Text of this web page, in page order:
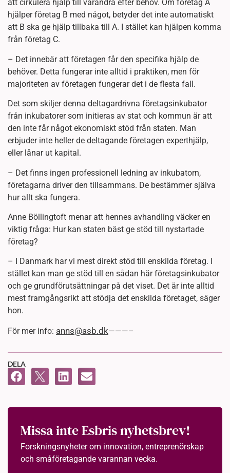
att cirkulera hjälp till varandra efter behov. Om företag A
hjälper företag B med något, betyder det inte automatiskt
att B ska ge hjälp tillbaka till A. I stället kan hjälpen komma
från företag C.
– Det innebär att företagen får den specifika hjälp de
behöver. Detta fungerar inte alltid i praktiken, men för
majoriteten av företagen fungerar det i de flesta fall.
Det som skiljer denna deltagardrivna företagsinkubator
från inkubatorer som initieras av stat och kommun är att
den inte får något ekonomiskt stöd från staten. Man
erbjuder inte heller de deltagande företagen experthjälp,
eller lånar ut kapital.
– Det finns ingen professionell ledning av inkubatorn,
företagarna driver den tillsammans. De bestämmer själva
hur allt ska fungera.
Anne Böllingtoft menar att hennes avhandling väcker en
viktig fråga: Hur kan staten bäst ge stöd till nystartade
företag?
– I Danmark har vi mest direkt stöd till enskilda företag. I
stället kan man ge stöd till en sådan här företagsinkubator
och ge grundförutsättningar på det viset. Det är inte alltid
mest framgångsrikt att stödja det enskilda företaget, säger
hon.
För mer info: anns@asb.dk———–
DELA
Missa inte Esbris nyhetsbrev!
Forskningsnyheter om innovation, entreprenörskap
och småföretagande varannan vecka.